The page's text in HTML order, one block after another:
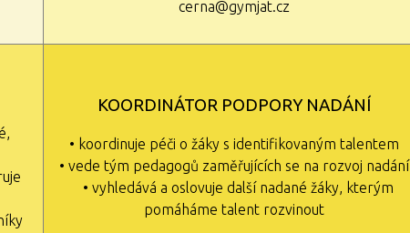
cerna@gymjat.cz
KOORDINÁTOR PODPORY NADÁNÍ
• koordinuje péči o žáky s identifikovaným talentem
• vede tým pedagogů zaměřujících se na rozvoj nadání
• vyhledává a oslovuje další nadané žáky, kterým
pomáháme talent rozvinout